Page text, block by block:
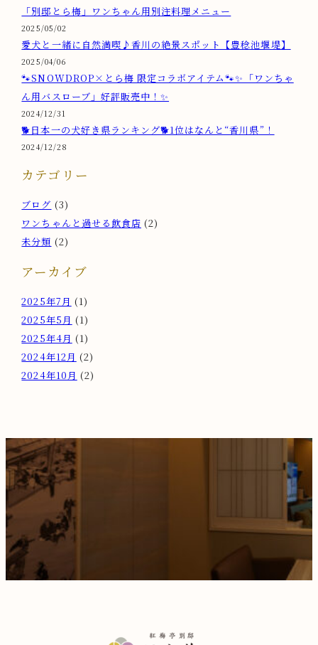
「別邸とら梅」ワンちゃん用別注料理メニュー
2025/05/02
愛犬と一緒に自然満喫♪香川の絶景スポット【豊稔池堰堤】
2025/04/06
🐾SNOWDROP×とら梅 限定コラボアイテム🐾✨「ワンちゃ
ん用バスローブ」好評販売中！✨
2024/12/31
🐕️日本一の犬好き県ランキング🐕️1位はなんと“香川県”！
2024/12/28
カテゴリー
ブログ (3)
ワンちゃんと過せる飲食店 (2)
未分類 (2)
アーカイブ
2025年7月 (1)
2025年5月 (1)
2025年4月 (1)
2024年12月 (2)
2024年10月 (2)